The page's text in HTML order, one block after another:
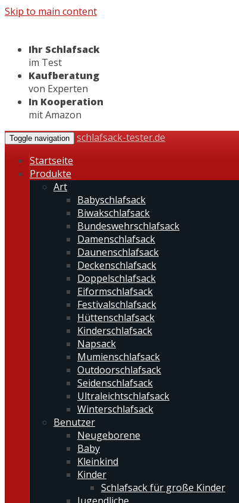
Skip to main content
Ihr Schlafsack
im Test
Kaufberatung
von Experten
In Kooperation
mit Amazon
Toggle navigation
schlafsack-tester.de
Startseite
Produkte
Art
Babyschlafsack
Biwakschlafsack
Bundeswehrschlafsack
Damenschlafsack
Daunenschlafsack
Deckenschlafsack
Doppelschlafsack
Eiformschlafsack
Festivalschlafsack
Hüttenschlafsack
Kinderschlafsack
Napsack
Mumienschlafsack
Outdoorschlafsack
Seidenschlafsack
Ultraleichtschlafsack
Winterschlafsack
Benutzer
Neugeborene
Baby
Kleinkind
Kinder
Schlafsack für große Kinder